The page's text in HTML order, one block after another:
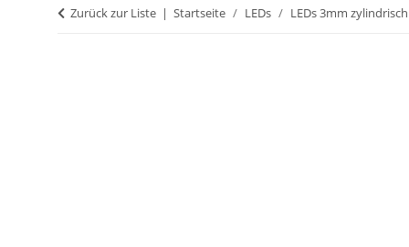
Zurück zur Liste Startseite LEDs LEDs 3mm zylindrisch